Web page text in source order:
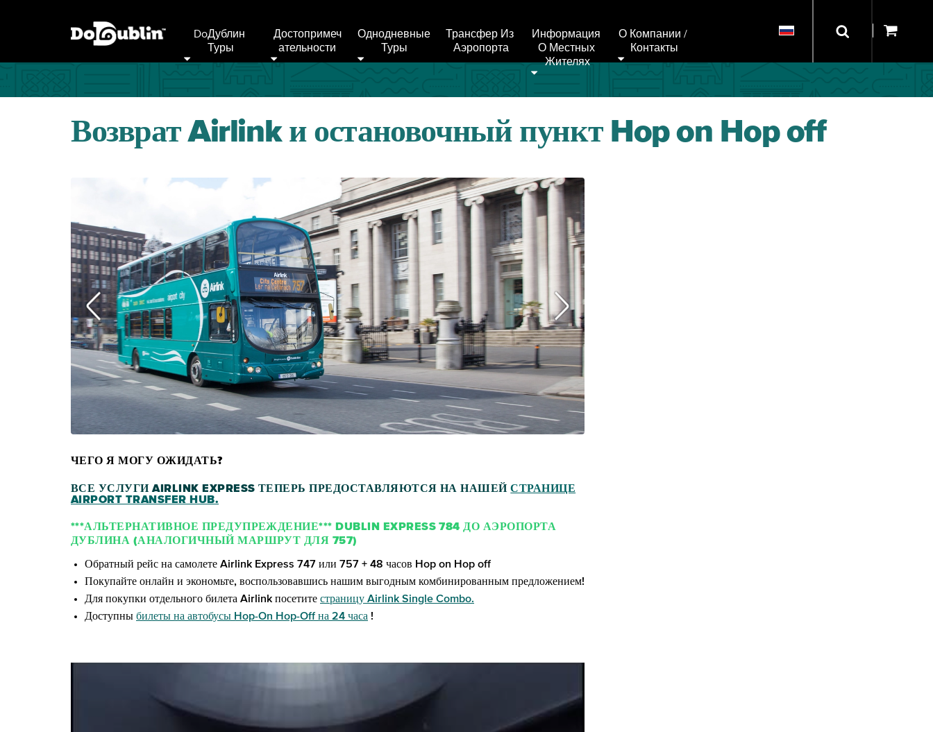
DoДублин
Туры
Достопримеч
Ательности
Однодневные
Туры
Трансфер Из
Аэропорта
Информация
О Местных
Жителях
О Компании /
Контакты
Возврат Airlink и остановочный пункт Hop on Hop off
ЧЕГО Я МОГУ ОЖИДАТЬ?
ВСЕ УСЛУГИ AIRLINK EXPRESS ТЕПЕРЬ ПРЕДОСТАВЛЯЮТСЯ НА НАШЕЙСТРАНИЦЕ
AIRPORT TRANSFER HUB.
***АЛЬТЕРНАТИВНОЕ ПРЕДУПРЕЖДЕНИЕ*** DUBLIN EXPRESS 784 ДО АЭРОПОРТА
ДУБЛИНА (АНАЛОГИЧНЫЙ МАРШРУТ ДЛЯ 757)
Обратный рейс на самолете Airlink Express 747 или 757 + 48 часов Hop on Hop off
Покупайте онлайн и экономьте, воспользовавшись нашим выгодным комбинированным предложением!
Для покупки отдельного билета Airlink посетите страницу Airlink Single Combo.
Доступны билеты на автобусы Hop-On Hop-Off на 24 часа !